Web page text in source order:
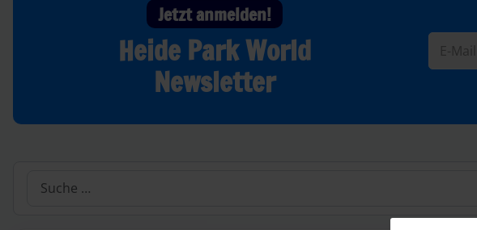
Jetzt anmelden!
Heide Park World
Newsletter
Suchen